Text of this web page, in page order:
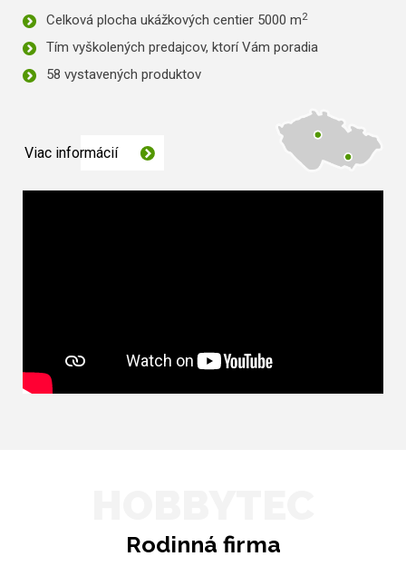
Celková plocha ukážkových centier 5000 m2
Tím vyškolených predajcov, ktorí Vám poradia
58 vystavených produktov
Viac informácií
Rodinná firma